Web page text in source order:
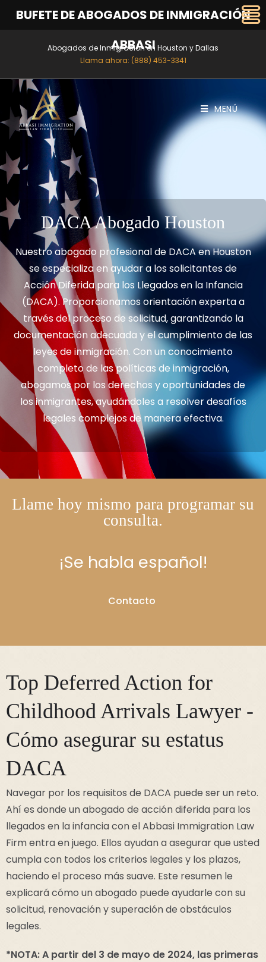
Abogados de Inmigración en Houston y Dallas
Llama ahora: (888) 453-3341
MENÚ
DACA Abogado Houston
Nuestro abogado profesional de DACA en Houston
se especializa en ayudar a los solicitantes de
Acción Diferida para los Llegados en la Infancia
(DACA). Proporcionamos orientación experta a
través del proceso de solicitud, garantizando la
documentación adecuada y el cumplimiento de las
leyes de inmigración. Con un conocimiento
completo de las políticas de inmigración,
abogamos por los derechos y oportunidades de
los inmigrantes, ayudándoles a resolver desafíos
legales complejos de manera efectiva.
Llame hoy mismo para programar su
consulta.
¡Se habla español!
Contacto
Top Deferred Action for
Childhood Arrivals Lawyer -
Cómo asegurar su estatus
DACA
Navegar por los requisitos de DACA puede ser un reto.
Ahí es donde un abogado de acción diferida para los
llegados en la infancia con el Abbasi Immigration Law
Firm entra en juego. Ellos ayudan a asegurar que usted
cumpla con todos los criterios legales y los plazos,
haciendo el proceso más suave. Este resumen le
explicará cómo un abogado puede ayudarle con su
solicitud, renovación y superación de obstáculos
legales.
*NOTA: A partir del 3 de mayo de 2024, las primeras
BUFETE DE ABOGADOS DE INMIGRACIÓN
ABBASI